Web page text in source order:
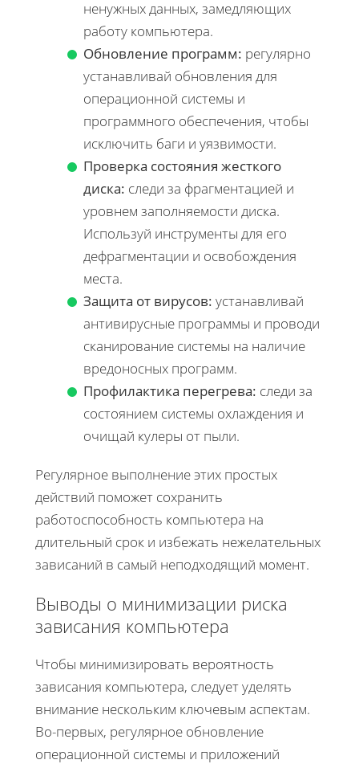
ненужных данных, замедляющих
работу компьютера.
Обновление программ: регулярно
устанавливай обновления для
операционной системы и
программного обеспечения, чтобы
исключить баги и уязвимости.
Проверка состояния жесткого
диска: следи за фрагментацией и
уровнем заполняемости диска.
Используй инструменты для его
дефрагментации и освобождения
места.
Защита от вирусов: устанавливай
антивирусные программы и проводи
сканирование системы на наличие
вредоносных программ.
Профилактика перегрева: следи за
состоянием системы охлаждения и
очищай кулеры от пыли.
Регулярное выполнение этих простых
действий поможет сохранить
работоспособность компьютера на
длительный срок и избежать нежелательных
зависаний в самый неподходящий момент.
Выводы о минимизации риска
зависания компьютера
Чтобы минимизировать вероятность
зависания компьютера, следует уделять
внимание нескольким ключевым аспектам.
Во-первых, регулярное обновление
операционной системы и приложений